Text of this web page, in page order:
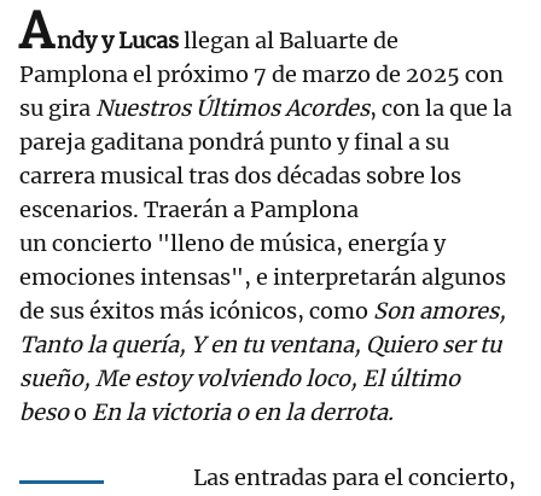
Andy y Lucasllegan al Baluarte de
Pamplona el próximo 7 de marzo de 2025 con
su gira Nuestros Últimos Acordes, con la que la
pareja gaditana pondrá punto y final a su
carrera musical tras dos décadas sobre los
escenarios. Traerán a Pamplona
un concierto "lleno de música, energía y
emociones intensas", e interpretarán algunos
de sus éxitos más icónicos, como Son amores,
Tanto la quería, Y en tu ventana, Quiero ser tu
sueño, Me estoy volviendo loco, El último
besoo En la victoria o en la derrota.
Las entradas para el concierto,